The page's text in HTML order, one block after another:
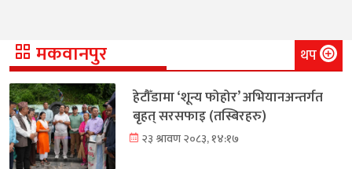
मकवानपुर थप
हेटौँडामा ‘शून्य फोहोर’ अभियानअन्तर्गत
बृहत् सरसफाइ (तस्बिरहरु)
२३ श्रावण २०८३, १४:१७